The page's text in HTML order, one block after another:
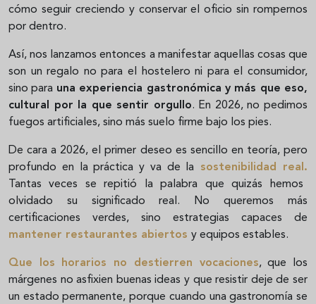
cómo seguir creciendo y conservar el oficio sin rompernos
por dentro.
Así, nos lanzamos entonces a manifestar aquellas cosas que
son un regalo no para el hostelero ni para el consumidor,
sino para una experiencia gastronómica y más que eso,
cultural por la que sentir orgullo. En 2026, no pedimos
fuegos artificiales, sino más suelo firme bajo los pies.
De cara a 2026, el primer deseo es sencillo en teoría, pero
profundo en la práctica y va de la
sostenibilidad real.
Tantas veces se repitió la palabra que quizás hemos
olvidado su significado real. No queremos más
certificaciones verdes, sino estrategias capaces de
mantener restaurantes abiertos y equipos estables.
Que los horarios no destierren vocaciones, que los
márgenes no asfixien buenas ideas y que resistir deje de ser
un estado permanente, porque cuando una gastronomía se